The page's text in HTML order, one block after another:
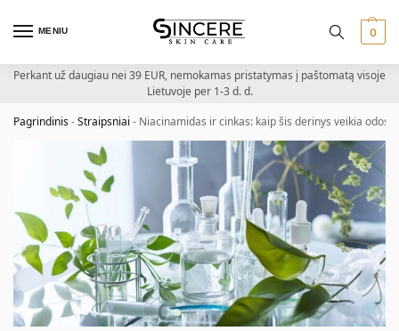
MENIU 0
Perkant už daugiau nei 39 EUR, nemokamas pristatymas į paštomatą visoje
Lietuvoje per 1-3 d. d.
Pagrindinis-Straipsniai - Niacinamidas ir cinkas: kaip šis derinys veikia odos